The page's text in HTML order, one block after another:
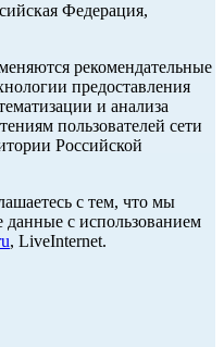
Федерация,
рекомендательные
предоставления
и анализа
пользователей сети
Российской
с тем, что мы
с использованием
, LiveInternet.